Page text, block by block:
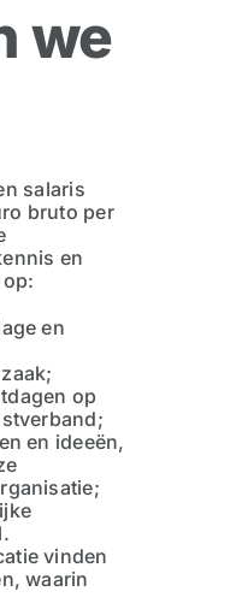
we
salaris
bruto per
en
en
op
en ideeën,
vinden
waarin